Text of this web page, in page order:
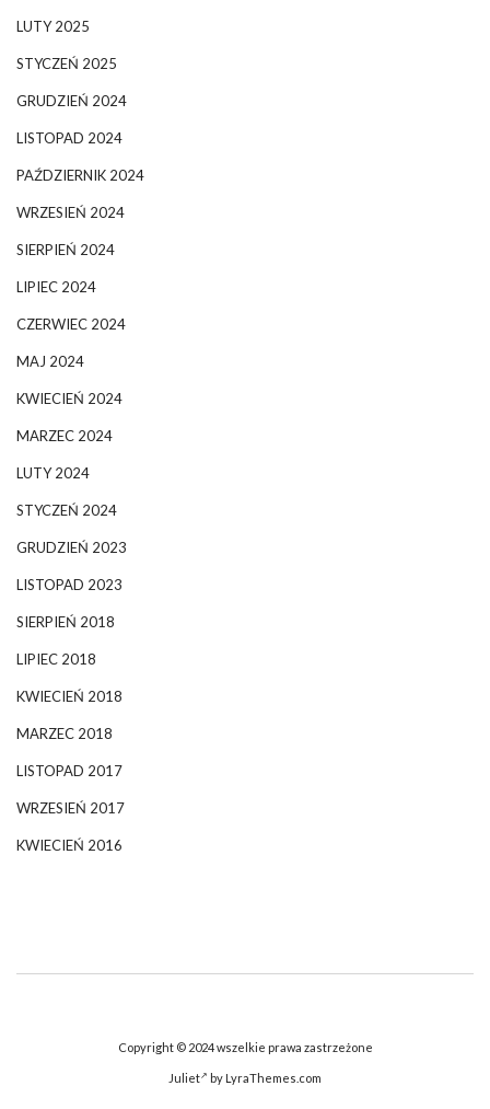
LUTY 2025
STYCZEŃ 2025
GRUDZIEŃ 2024
LISTOPAD 2024
PAŹDZIERNIK 2024
WRZESIEŃ 2024
SIERPIEŃ 2024
LIPIEC 2024
CZERWIEC 2024
MAJ 2024
KWIECIEŃ 2024
MARZEC 2024
LUTY 2024
STYCZEŃ 2024
GRUDZIEŃ 2023
LISTOPAD 2023
SIERPIEŃ 2018
LIPIEC 2018
KWIECIEŃ 2018
MARZEC 2018
LISTOPAD 2017
WRZESIEŃ 2017
KWIECIEŃ 2016
Copyright © 2024 wszelkie prawa zastrzeżone
Juliet by LyraThemes.com